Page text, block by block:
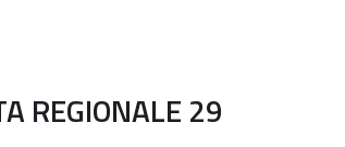
REGIONALE 29